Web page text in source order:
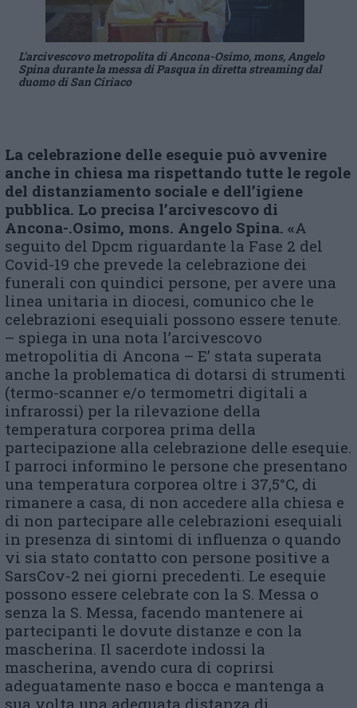
L’arcivescovo metropolita di Ancona-Osimo, mons, Angelo
Spina durante la messa di Pasqua in diretta streaming dal
duomo di San Ciriaco
La celebrazione delle esequie può avvenire
anche in chiesa ma rispettando tutte le regole
del distanziamento sociale e dell’igiene
pubblica. Lo precisa l’arcivescovo di
Ancona-.Osimo, mons. Angelo Spina. «A
seguito del Dpcm riguardante la Fase 2 del
Covid-19 che prevede la celebrazione dei
funerali con quindici persone, per avere una
linea unitaria in diocesi, comunico che le
celebrazioni esequiali possono essere tenute.
– spiega in una nota l’arcivescovo
metropolitia di Ancona – E’ stata superata
anche la problematica di dotarsi di strumenti
(termo-scanner e/o termometri digitali a
infrarossi) per la rilevazione della
temperatura corporea prima della
partecipazione alla celebrazione delle esequie.
I parroci informino le persone che presentano
una temperatura corporea oltre i 37,5°C, di
rimanere a casa, di non accedere alla chiesa e
di non partecipare alle celebrazioni esequiali
in presenza di sintomi di influenza o quando
vi sia stato contatto con persone positive a
SarsCov-2 nei giorni precedenti. Le esequie
possono essere celebrate con la S. Messa o
senza la S. Messa, facendo mantenere ai
partecipanti le dovute distanze e con la
mascherina. Il sacerdote indossi la
mascherina, avendo cura di coprirsi
adeguatamente naso e bocca e mantenga a
sua volta una adeguata distanza di